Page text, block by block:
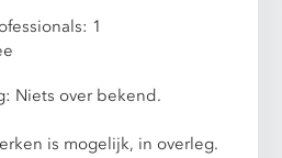
1
Niets over bekend.
is mogelijk, in overleg.